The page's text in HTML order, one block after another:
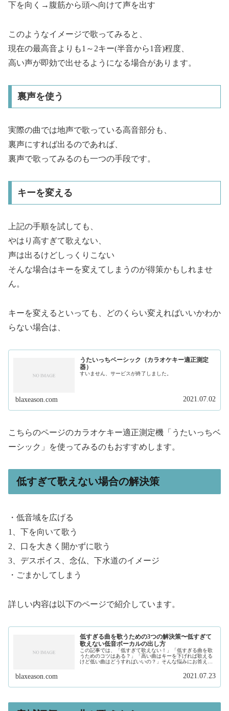
下を向く→腹筋から頭へ向けて声を出す
このようなイメージで歌ってみると、
現在の最高音よりも1～2キー(半音から1音)程度、
高い声が即効で出せるようになる場合があります。
裏声を使う
実際の曲では地声で歌っている高音部分も、
裏声にすれば出るのであれば、
裏声で歌ってみるのも一つの手段です。
キーを変える
上記の手順を試しても、
やはり高すぎて歌えない、
声は出るけどしっくりこない
そんな場合はキーを変えてしまうのが得策かもしれませ
ん。
キーを変えるといっても、どのくらい変えればいいかわか
らない場合は、
うたいっちベーシック（カラオケキー適正測定
器）
すいません、サービスが終了しました。
blaxeason.com 2021.07.02
こちらのページのカラオケキー適正測定機「うたいっちベ
ーシック」を使ってみるのもおすすめします。
低すぎて歌えない場合の解決策
・低音域を広げる
1、下を向いて歌う
2、口を大きく開かずに歌う
3、デスボイス、念仏、下水道のイメージ
・ごまかしてしまう
詳しい内容は以下のページで紹介しています。
低すぎる曲を歌うための3つの解決策〜低すぎて
歌えない低音ボーカルの出し方
この記事では、「低すぎて歌えない！」「低すぎる曲を歌
うためのコツはある？」「高い曲はキーを下げれば歌える
けど低い曲はどうすればいいの？」そんな悩みにお答えし
blaxeason.com 2021.07.23